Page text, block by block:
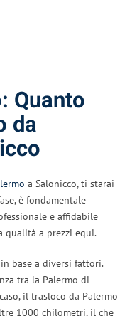
Quanto
da
a Salonicco, ti starai
è fondamentale
e affidabile
qualità a prezzi equi.
base a diversi fattori.
tra la Palermo di
il trasloco da Palermo
1000 chilometri, il che